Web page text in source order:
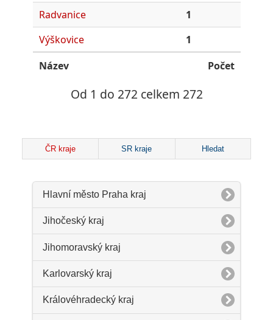
Radvanice
1
Výškovice
1
Název
Počet
Od 1 do 272 celkem 272
ČR kraje SR kraje Hledat
Hlavní město Praha kraj
Jihočeský kraj
Jihomoravský kraj
Karlovarský kraj
Královéhradecký kraj